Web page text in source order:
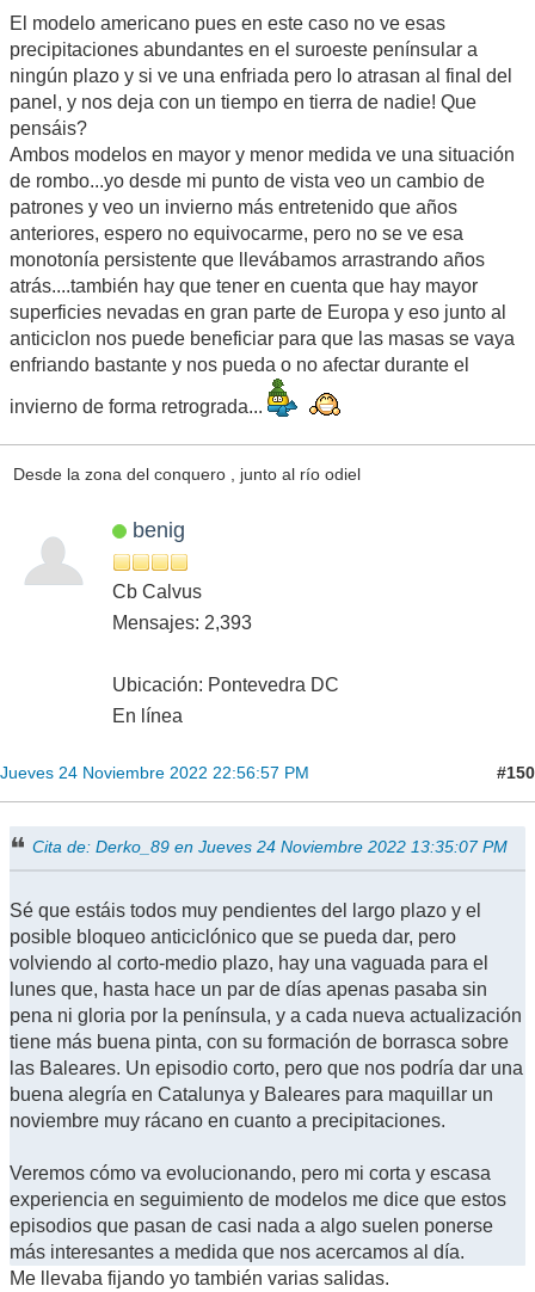
El modelo americano pues en este caso no ve esas
precipitaciones abundantes en el suroeste penínsular a
ningún plazo y si ve una enfriada pero lo atrasan al final del
panel, y nos deja con un tiempo en tierra de nadie! Que
pensáis?
Ambos modelos en mayor y menor medida ve una situación
de rombo...yo desde mi punto de vista veo un cambio de
patrones y veo un invierno más entretenido que años
anteriores, espero no equivocarme, pero no se ve esa
monotonía persistente que llevábamos arrastrando años
atrás....también hay que tener en cuenta que hay mayor
superficies nevadas en gran parte de Europa y eso junto al
anticiclon nos puede beneficiar para que las masas se vaya
enfriando bastante y nos pueda o no afectar durante el
invierno de forma retrograda...
Desde la zona del conquero , junto al río odiel
benig
Cb Calvus
Mensajes: 2,393
Ubicación: Pontevedra DC
En línea
Jueves 24 Noviembre 2022 22:56:57 PM #150
Cita de: Derko_89 en Jueves 24 Noviembre 2022 13:35:07 PM
Sé que estáis todos muy pendientes del largo plazo y el
posible bloqueo anticiclónico que se pueda dar, pero
volviendo al corto-medio plazo, hay una vaguada para el
lunes que, hasta hace un par de días apenas pasaba sin
pena ni gloria por la península, y a cada nueva actualización
tiene más buena pinta, con su formación de borrasca sobre
las Baleares. Un episodio corto, pero que nos podría dar una
buena alegría en Catalunya y Baleares para maquillar un
noviembre muy rácano en cuanto a precipitaciones.
Veremos cómo va evolucionando, pero mi corta y escasa
experiencia en seguimiento de modelos me dice que estos
episodios que pasan de casi nada a algo suelen ponerse
más interesantes a medida que nos acercamos al día.
Me llevaba fijando yo también varias salidas.